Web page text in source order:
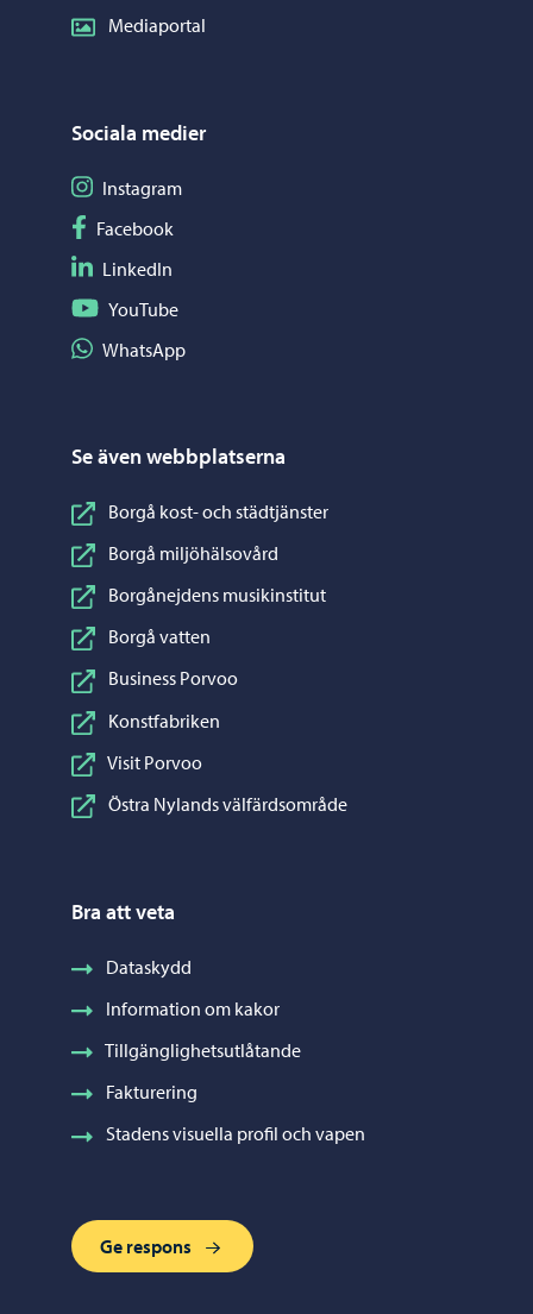
Mediaportal
Sociala medier
Följ på Instagram
Instagram
Följ på Facebook
Facebook
Följ på LinkedIn
LinkedIn
Följ på YouTube
YouTube
Dela på WhatsApp
WhatsApp
Se även webbplatserna
Borgå kost- och städtjänster
Borgå miljöhälsovård
Borgånejdens musikinstitut
Borgå vatten
Business Porvoo
Konstfabriken
Visit Porvoo
Östra Nylands välfärdsområde
Bra att veta
Dataskydd
Information om kakor
Tillgänglighetsutlåtande
Fakturering
Stadens visuella profil och vapen
Ge respons